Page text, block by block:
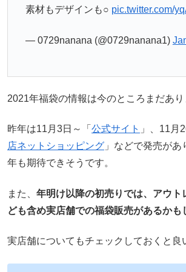
素材もデザインも○ pic.twitter.com/
— 0729nanana (@0729nanana1)
2021年福袋の情報は今のところまだあり
昨年は11月3日～「 公式サイト 」、11月
店ネットショッピング 」などで発売が
年も期待できそうです。
また、 年明け以降の初売りでは、アウト
ども含め実店舗での福袋販売があるかも
実店舗についてもチェックしておくと良